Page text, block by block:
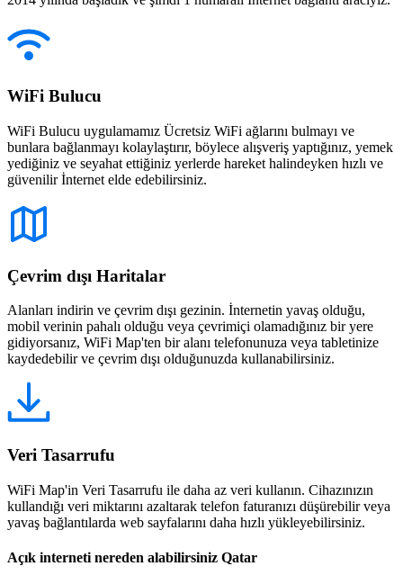
WiFi Bulucu
WiFi Bulucu uygulamamız Ücretsiz WiFi ağlarını bulmayı ve
bunlara bağlanmayı kolaylaştırır, böylece alışveriş yaptığınız, yemek
yediğiniz ve seyahat ettiğiniz yerlerde hareket halindeyken hızlı ve
güvenilir İnternet elde edebilirsiniz.
Çevrim dışı Haritalar
Alanları indirin ve çevrim dışı gezinin. İnternetin yavaş olduğu,
mobil verinin pahalı olduğu veya çevrimiçi olamadığınız bir yere
gidiyorsanız, WiFi Map'ten bir alanı telefonunuza veya tabletinize
kaydedebilir ve çevrim dışı olduğunuzda kullanabilirsiniz.
Veri Tasarrufu
WiFi Map'in Veri Tasarrufu ile daha az veri kullanın. Cihazınızın
kullandığı veri miktarını azaltarak telefon faturanızı düşürebilir veya
yavaş bağlantılarda web sayfalarını daha hızlı yükleyebilirsiniz.
Açık interneti nereden alabilirsiniz Qatar